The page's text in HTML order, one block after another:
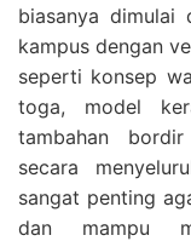
biasanya dimulai
kampus dengan
seperti konsep
toga, model
tambahan
secara
sangat penting
dan mampu